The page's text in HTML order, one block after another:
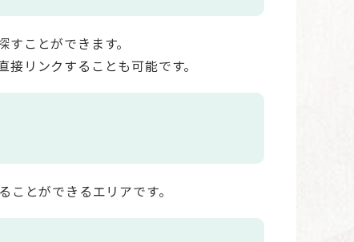
ことができます。
リンクすることも可能です。
とができるエリアです。